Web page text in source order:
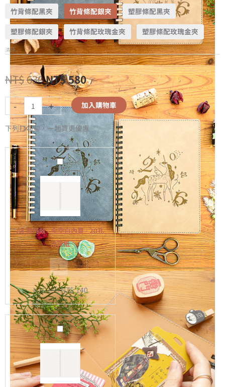
竹背條配黑夾 竹背條配銀夾 塑膠條配黑夾
塑膠條配銀夾 竹背條配玫瑰金夾 塑膠條配玫瑰金夾
清除
NT$630NT$580
- + 加入購物車
下列打勾勾，一起買更優惠
A5
無
效
-
全
空
白
內
頁
-
20
孔
活
頁
A5 無時效 - 全空白內頁 - 20孔
活頁紙
- +
NT$155NT$140
A5
無
效
-